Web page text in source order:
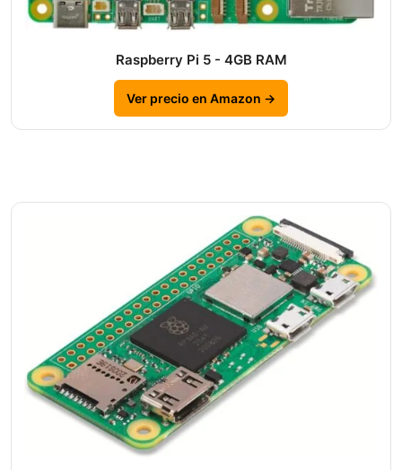
Raspberry Pi 5 - 4GB RAM
Ver precio en Amazon →